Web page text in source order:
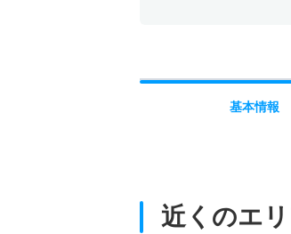
基本情報
近くのエ